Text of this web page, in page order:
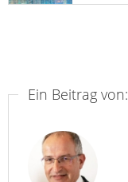
Ein Beitrag von: